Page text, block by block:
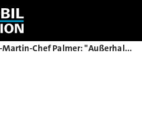
Aston-Martin-Chef Palmer: "Außerhalb der Komfortzone"